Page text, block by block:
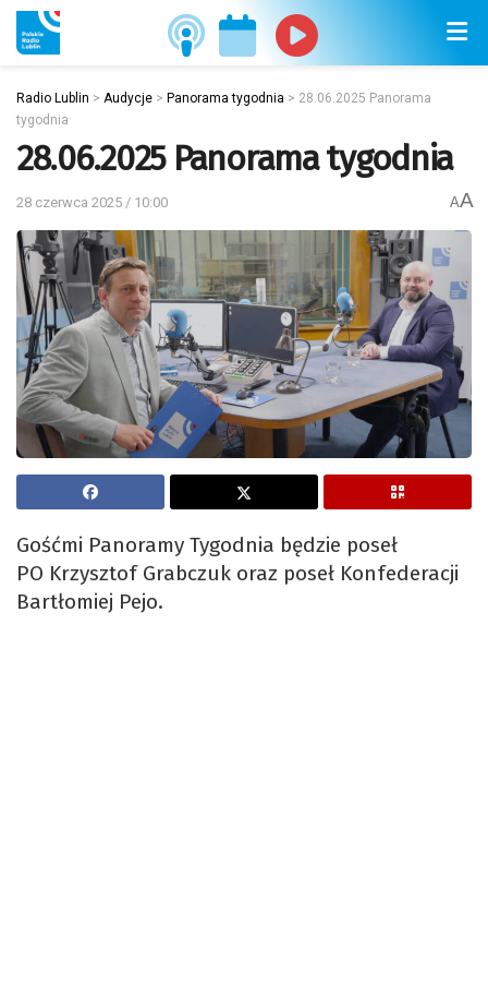
Radio Lublin > Audycje > Panorama tygodnia > 28.06.2025 Panorama
tygodnia
28.06.2025 Panorama tygodnia
28 czerwca 2025 / 10:00 AA
Gośćmi Panoramy Tygodnia będzie poseł
PO Krzysztof Grabczuk oraz poseł Konfederacji
Bartłomiej Pejo.